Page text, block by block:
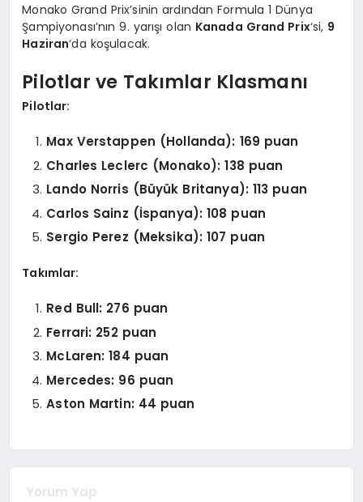
Monako Grand Prix’sinin ardından Formula 1 Dünya
Şampiyonası’nın 9. yarışı olan Kanada Grand Prix‘si, 9
Haziran‘da koşulacak.
Pilotlar ve Takımlar Klasmanı
Pilotlar:
Max Verstappen (Hollanda): 169 puan
Charles Leclerc (Monako): 138 puan
Lando Norris (Büyük Britanya): 113 puan
Carlos Sainz (İspanya): 108 puan
Sergio Perez (Meksika): 107 puan
Takımlar:
Red Bull: 276 puan
Ferrari: 252 puan
McLaren: 184 puan
Mercedes: 96 puan
Aston Martin: 44 puan
Yorum Yap